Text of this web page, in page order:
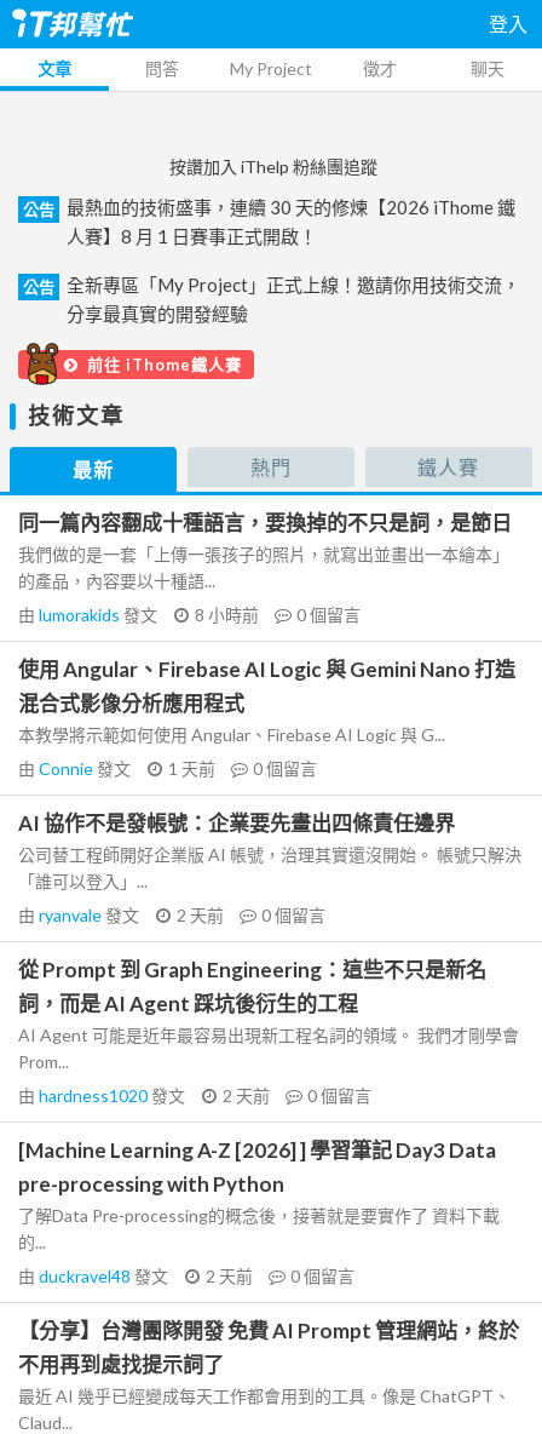
登入
文章 問答 My Project 徵才 聊天
按讚加入 iThelp 粉絲團追蹤
公告
最熱血的技術盛事，連續 30 天的修煉【2026 iThome 鐵
人賽】8 月 1 日賽事正式開啟！
公告
全新專區「My Project」正式上線！邀請你用技術交流，
分享最真實的開發經驗
前往 iThome鐵人賽
技術文章
最新 熱門 鐵人賽
同一篇內容翻成十種語言，要換掉的不只是詞，是節日
我們做的是一套「上傳一張孩子的照片，就寫出並畫出一本繪本」
的產品，內容要以十種語...
由 lumorakids 發文 8 小時前 0個留言
使用 Angular、Firebase AI Logic 與 Gemini Nano 打造
混合式影像分析應用程式
本教學將示範如何使用 Angular、Firebase AI Logic 與 G...
由 Connie發文 1 天前 0個留言
AI 協作不是發帳號：企業要先畫出四條責任邊界
公司替工程師開好企業版 AI 帳號，治理其實還沒開始。 帳號只解決
「誰可以登入」...
由 ryanvale發文 2 天前 0個留言
從 Prompt 到 Graph Engineering：這些不只是新名
詞，而是 AI Agent 踩坑後衍生的工程
AI Agent 可能是近年最容易出現新工程名詞的領域。 我們才剛學會
Prom...
由 hardness1020發文 2 天前 0個留言
[Machine Learning A-Z [2026] ] 學習筆記 Day3 Data
pre-processing with Python
了解Data Pre-processing的概念後，接著就是要實作了 資料下載
的...
由 duckravel48 發文 2 天前 0個留言
【分享】台灣團隊開發 免費 AI Prompt 管理網站，終於
不用再到處找提示詞了
最近 AI 幾乎已經變成每天工作都會用到的工具。像是 ChatGPT、
Claud...